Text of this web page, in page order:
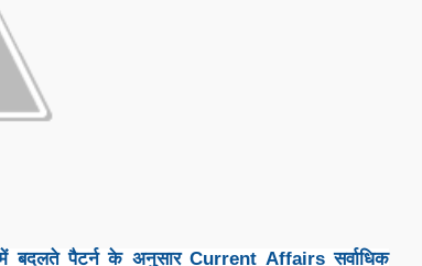
में बदलते पैटर्न के अनुसार Current Affairs सर्वाधिक